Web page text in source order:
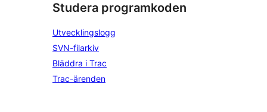
Studera programkoden
Utvecklingslogg
SVN-filarkiv
Bläddra i Trac
Trac-ärenden